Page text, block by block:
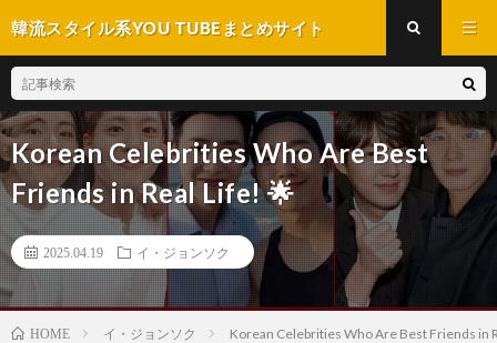
韓流スタイル系YOU TUBEまとめサイト
Korean Celebrities Who Are Best
Friends in Real Life! 🌟
2025.04.19 イ・ジョンソク
HOME イ・ジョンソク Korean Celebrities Who Are Best Friends in